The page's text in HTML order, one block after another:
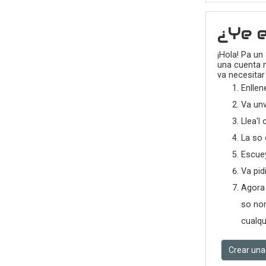
¿Ye
¡Hola! Pa
una cuenta
va
Va
Llea'l
La so
Va
so
Crear